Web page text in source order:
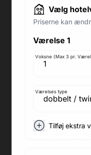
Vælg
Priserne kan
Værelse 1
Voksne (Max 3 pr.
Værelses type
Tilføj ekstra
Lørdag:
Søndag: Lukket
Adresse butik:
2860 Søborg
Medlem af
2860 Søborg
CVR: 41967218